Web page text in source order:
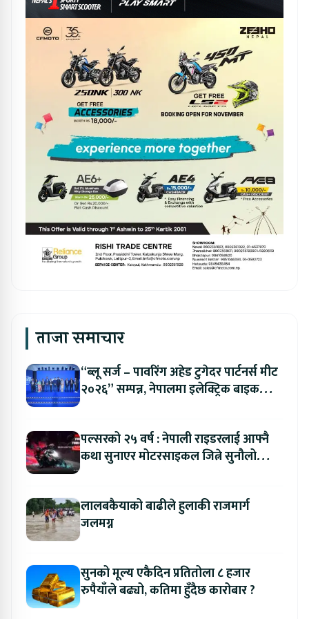
ताजा समाचार
“ब्लू सर्ज – पावरिंग अहेड टुगेदर पार्टनर्स मीट
२०२६” सम्पन्न, नेपालमा इलेक्ट्रिक बाइक
पल्सरको २५ वर्ष : नेपाली राइडरलाई आफ्नै
कथा सुनाएर मोटरसाइकल जित्ने सुनौलो
लालबकैयाको बाढीले हुलाकी राजमार्ग
जलमग्न
सुनको मूल्य एकैदिन प्रतितोला ८ हजार
रुपैयाँले बढ्यो, कतिमा हुँदैछ कारोबार ?